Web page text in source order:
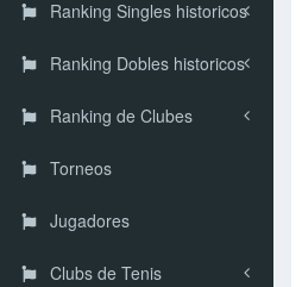
Ranking Singles historicos
Ranking Dobles historicos
Ranking de Clubes
Torneos
Jugadores
Clubs de Tenis